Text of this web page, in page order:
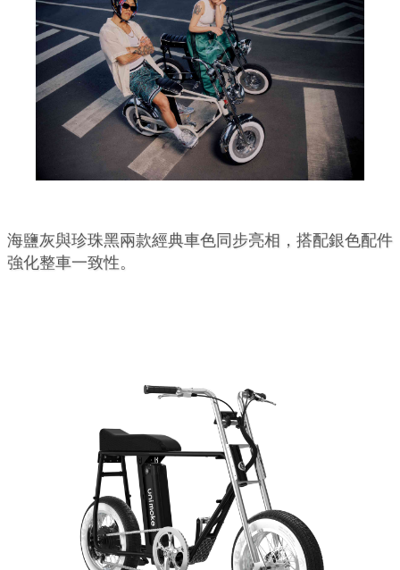
海鹽灰與珍珠黑兩款經典車色同步亮相，搭配銀色配件
強化整車一致性。